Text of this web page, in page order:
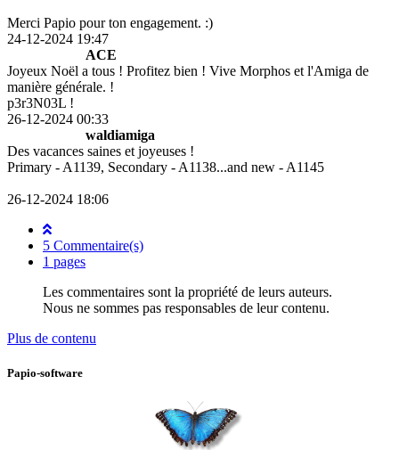
Merci Papio pour ton engagement. :)
24-12-2024 19:47
ACE
Joyeux Noël a tous ! Profitez bien ! Vive Morphos et l'Amiga de
manière générale. !
p3r3N03L !
26-12-2024 00:33
waldiamiga
Des vacances saines et joyeuses !
Primary - A1139, Secondary - A1138...and new - A1145
26-12-2024 18:06
5 Commentaire(s)
1 pages
Les commentaires sont la propriété de leurs auteurs.
Nous ne sommes pas responsables de leur contenu.
Plus de contenu
Papio-software